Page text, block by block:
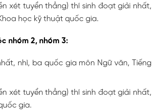
xét tuyển thẳng) thí sinh đoạt giải nhất,
học kỹ thuật quốc gia.
nhóm 2, nhóm 3:
nhì, ba quốc gia môn Ngữ văn, Tiếng
xét tuyển thẳng) thí sinh đoạt giải nhất,
gia.